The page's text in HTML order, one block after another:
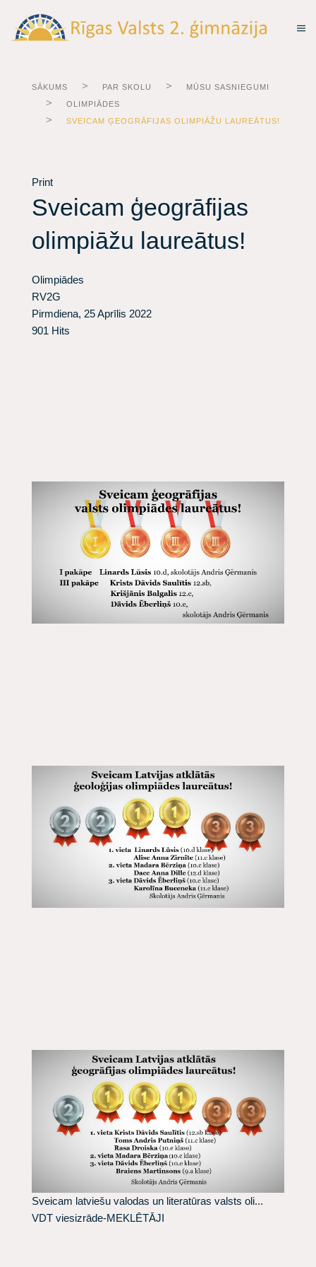
SĀKUMS PAR SKOLU
MŪSU SASNIEGUMI
OLIMPIĀDES
SVEICAM ĢEOGRĀFIJAS OLIMPIĀŽU LAUREĀTUS!
Print
Sveicam ģeogrāfijas
olimpiāžu laureātus!
Olimpiādes
RV2G
Pirmdiena, 25 Aprīlis 2022
901 Hits
Sveicam latviešu valodas un literatūras valsts oli...
VDT viesizrāde-MEKLĒTĀJI